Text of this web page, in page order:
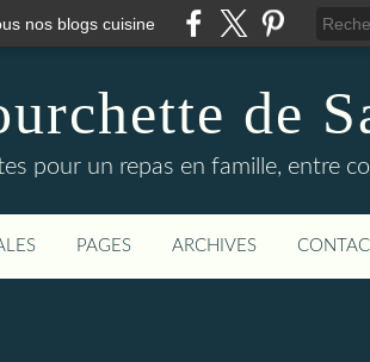
nos blogs cuisine
de
pour un repas en famille, entre
PAGES ARCHIVES